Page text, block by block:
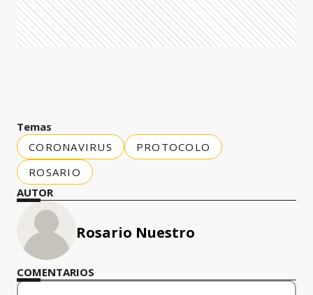
Temas
CORONAVIRUS
PROTOCOLO
ROSARIO
AUTOR
Rosario Nuestro
COMENTARIOS